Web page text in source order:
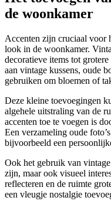
de woonkamer
Accenten zijn cruciaal voor
look in de woonkamer.
decoratieve items tot
aan vintage kussens, oude
gebruiken om bloemen of
Deze kleine toevoegingen
algehele uitstraling van de
accenten toe te voegen is
Een verzameling oude
bijvoorbeeld een
Ook het gebruik van
zijn, maar ook visueel
reflecteren en de ruimte
een vleugje nostalgie